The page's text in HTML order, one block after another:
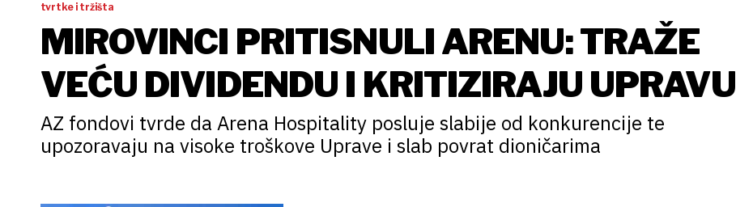
tvrtke i tržišta
MIROVINCI PRITISNULI ARENU: TRAŽE
VEĆU DIVIDENDU I KRITIZIRAJU UPRAVU
AZ fondovi tvrde da Arena Hospitality posluje slabije od konkurencije te
upozoravaju na visoke troškove Uprave i slab povrat dioničarima